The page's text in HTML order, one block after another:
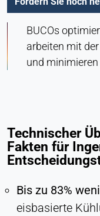
BUCOs
arbeiten mit
und
Technischer
Fakten für
Bis zu 83%
eisbasierte